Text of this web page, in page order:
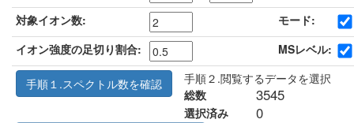
対象イオン数:
モード:
イオン強度の足切り割合:
MSレベル:
手順１.スペクトル数を確認
手順２.閲覧するデータを選択
総数
3545
選択済み 0